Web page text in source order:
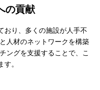
の貢献
おり、多くの施設が人手不
人材のネットワークを構築
ングを支援することで、こ
。